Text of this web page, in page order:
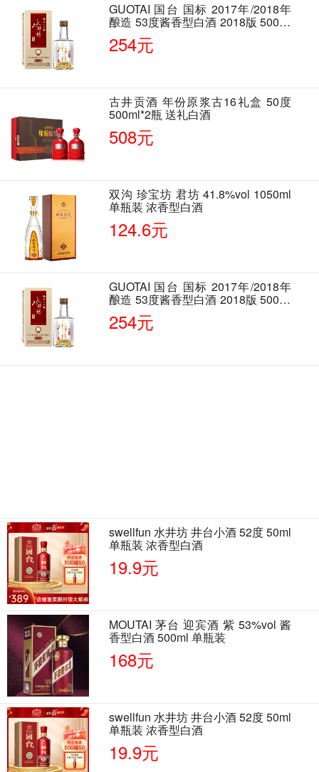
GUOTAI 国台 国标 2017年/2018年
酿造 53度酱香型白酒 2018版 500ml
单瓶装
254元
古井贡酒 年份原浆古16礼盒 50度
500ml*2瓶 送礼白酒
508元
双沟 珍宝坊 君坊 41.8%vol 1050ml
单瓶装 浓香型白酒
124.6元
GUOTAI 国台 国标 2017年/2018年
酿造 53度酱香型白酒 2018版 500ml
单瓶装
254元
swellfun 水井坊 井台小酒 52度 50ml
单瓶装 浓香型白酒
19.9元
MOUTAI 茅台 迎宾酒 紫 53%vol 酱
香型白酒 500ml 单瓶装
168元
swellfun 水井坊 井台小酒 52度 50ml
单瓶装 浓香型白酒
19.9元